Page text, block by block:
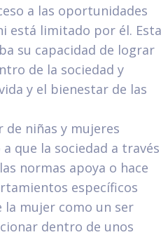
a las oportunidades
está limitado por él. Esta
su capacidad de lograr
de la sociedad y
y el bienestar de las
de niñas y mujeres
que la sociedad a través
normas apoya o hace
específicos
la mujer como un ser
dentro de unos